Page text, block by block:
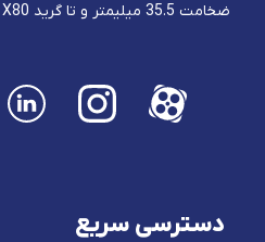
ضخامت 35.5 میلیمتر و تا گرید X80 می‌باشد.
دسترسی سریع